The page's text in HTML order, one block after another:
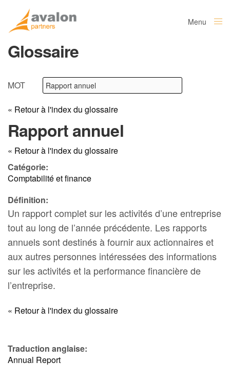
Menu
Glossaire
MOT
« Retour à l'index du glossaire
Rapport annuel
« Retour à l'index du glossaire
Catégorie:
Comptabilité et finance
Définition:
Un rapport complet sur les activités d’une entreprise
tout au long de l’année précédente. Les rapports
annuels sont destinés à fournir aux actionnaires et
aux autres personnes intéressées des informations
sur les activités et la performance financière de
l’entreprise.
« Retour à l'index du glossaire
Traduction anglaise:
Annual Report